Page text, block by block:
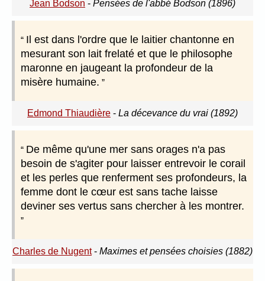
Jean Bodson - Pensées de l'abbé Bodson (1896)
Il est dans l'ordre que le laitier chantonne en
mesurant son lait frelaté et que le philosophe
maronne en jaugeant la profondeur de la
misère humaine.
Edmond Thiaudière - La décevance du vrai (1892)
De même qu'une mer sans orages n'a pas
besoin de s'agiter pour laisser entrevoir le corail
et les perles que renferment ses profondeurs, la
femme dont le cœur est sans tache laisse
deviner ses vertus sans chercher à les montrer.
Charles de Nugent- Maximes et pensées choisies (1882)